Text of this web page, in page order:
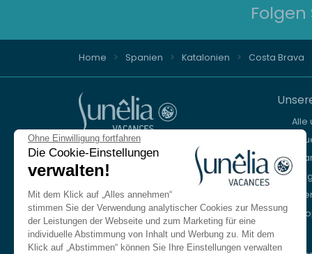
Ohne Einwilligung fortfahren
Die Cookie-Einstellungen
verwalten!
Mit dem Klick auf „Alles annehmen“
stimmen Sie der Verwendung analytischer Cookies zur Messung
der Leistungen der Webseite und zum Marketing für eine
individuelle Abstimmung von Inhalt und Werbung zu. Mit dem
Klick auf „Abstimmen“ können Sie Ihre Einstellungen verwalten
Folgen
Home Spanien Katalonien Costa Brava
Beratung und Buchung
+33 (0)9 69 375 115
Unser Reisebüro spricht Deutsch.
Montag bis Freitag von 8:30 bis 18:30 Uhr.
Samstags von 10:00 bis 13:00 Uhr und von
14:00 bis 17:00 Uhr.
Alle